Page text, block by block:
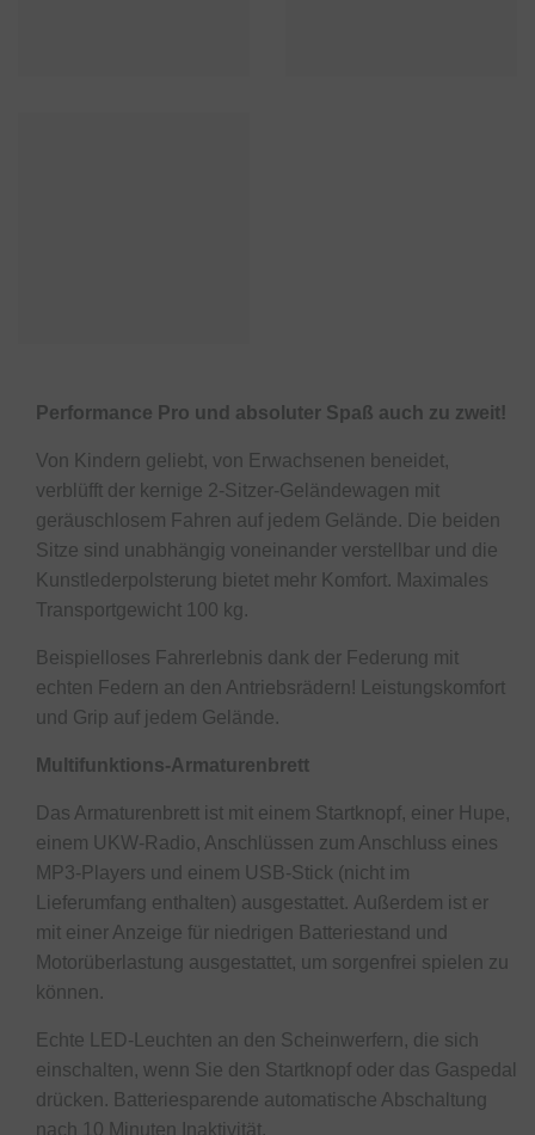
Performance Pro und absoluter Spaß auch zu zweit!
Von Kindern geliebt, von Erwachsenen beneidet,
verblüfft der kernige 2-Sitzer-Geländewagen mit
geräuschlosem Fahren auf jedem Gelände. Die beiden
Sitze sind unabhängig voneinander verstellbar und die
Kunstlederpolsterung bietet mehr Komfort. Maximales
Transportgewicht 100 kg.
Beispielloses Fahrerlebnis dank der Federung mit
echten Federn an den Antriebsrädern! Leistungskomfort
und Grip auf jedem Gelände.
Multifunktions-Armaturenbrett
Das Armaturenbrett ist mit einem Startknopf, einer Hupe,
einem UKW-Radio, Anschlüssen zum Anschluss eines
MP3-Players und einem USB-Stick (nicht im
Lieferumfang enthalten) ausgestattet. Außerdem ist er
mit einer Anzeige für niedrigen Batteriestand und
Motorüberlastung ausgestattet, um sorgenfrei spielen zu
können.
Echte LED-Leuchten an den Scheinwerfern, die sich
einschalten, wenn Sie den Startknopf oder das Gaspedal
drücken. Batteriesparende automatische Abschaltung
nach 10 Minuten Inaktivität.